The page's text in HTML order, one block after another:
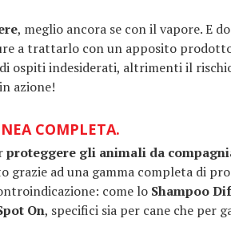
, meglio ancora se con il vapore. E
a trattarlo con un apposito
ospiti indesiderati, altrimenti il
azione!
COMPLETA.
proteggere gli animali da
grazie ad una gamma completa di
come lo Shampoo
On, specifici sia per cane che per